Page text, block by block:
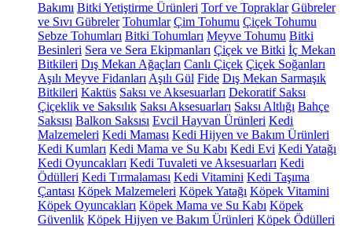
Bakımı Bitki Yetiştirme Ürünleri Torf ve Topraklar Gübreler
ve Sıvı Gübreler Tohumlar Çim Tohumu Çiçek Tohumu
Sebze Tohumları Bitki Tohumları Meyve Tohumu Bitki
Besinleri Sera ve Sera Ekipmanları Çiçek ve Bitki İç Mekan
Bitkileri Dış Mekan Ağaçları Canlı Çiçek Çiçek Soğanları
Aşılı Meyve Fidanları Aşılı Gül Fide Dış Mekan Sarmaşık
Bitkileri Kaktüs Saksı ve Aksesuarları Dekoratif Saksı
Çiçeklik ve Saksılık Saksı Aksesuarları Saksı Altlığı Bahçe
Saksısı Balkon Saksısı Evcil Hayvan Ürünleri Kedi
Malzemeleri Kedi Maması Kedi Hijyen ve Bakım Ürünleri
Kedi Kumları Kedi Mama ve Su Kabı Kedi Evi Kedi Yatağı
Kedi Oyuncakları Kedi Tuvaleti ve Aksesuarları Kedi
Ödülleri Kedi Tırmalaması Kedi Vitamini Kedi Taşıma
Çantası Köpek Malzemeleri Köpek Yatağı Köpek Vitamini
Köpek Oyuncakları Köpek Mama ve Su Kabı Köpek
Güvenlik Köpek Hijyen ve Bakım Ürünleri Köpek Ödülleri